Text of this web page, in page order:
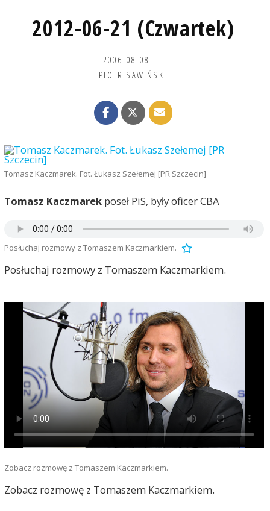
2012-06-21 (Czwartek)
2006-08-08
PIOTR SAWIŃSKI
Tomasz Kaczmarek. Fot. Łukasz Szełemej [PR Szczecin]
Tomasz Kaczmarekposeł PiS, były oficer CBA
Posłuchaj rozmowy z Tomaszem Kaczmarkiem.
Posłuchaj rozmowy z Tomaszem Kaczmarkiem.
Zobacz rozmowę z Tomaszem Kaczmarkiem.
Zobacz rozmowę z Tomaszem Kaczmarkiem.